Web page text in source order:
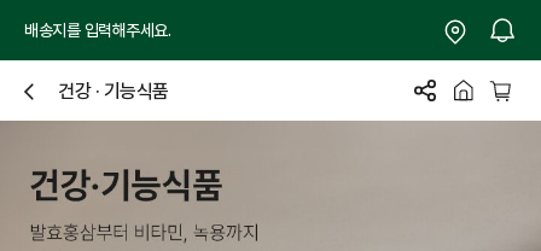
배송지를 입력해주세요.
닫
기
건강 · 기능식품